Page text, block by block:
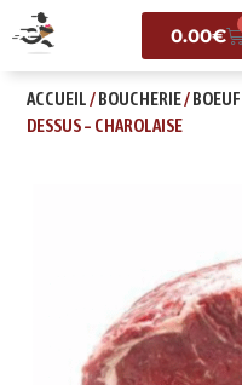
0.00€
ACCUEIL/BOUCHERIE/BOEUF
DESSUS – CHAROLAISE